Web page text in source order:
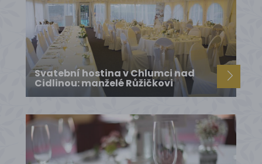
Svatební hostina v Chlumci nad
Cidlinou: manželé Růžičkovi